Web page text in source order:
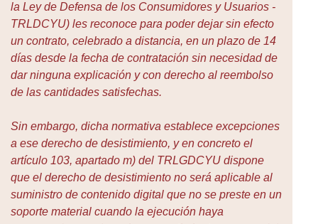
la Ley de Defensa de los Consumidores y Usuarios -
TRLDCYU) les reconoce para poder dejar sin efecto
un contrato, celebrado a distancia, en un plazo de 14
días desde la fecha de contratación sin necesidad de
dar ninguna explicación y con derecho al reembolso
de las cantidades satisfechas.
Sin embargo, dicha normativa establece excepciones
a ese derecho de desistimiento, y en concreto el
artículo 103, apartado m) del TRLGDCYU dispone
que el derecho de desistimiento no será aplicable al
suministro de contenido digital que no se preste en un
soporte material cuando la ejecución haya